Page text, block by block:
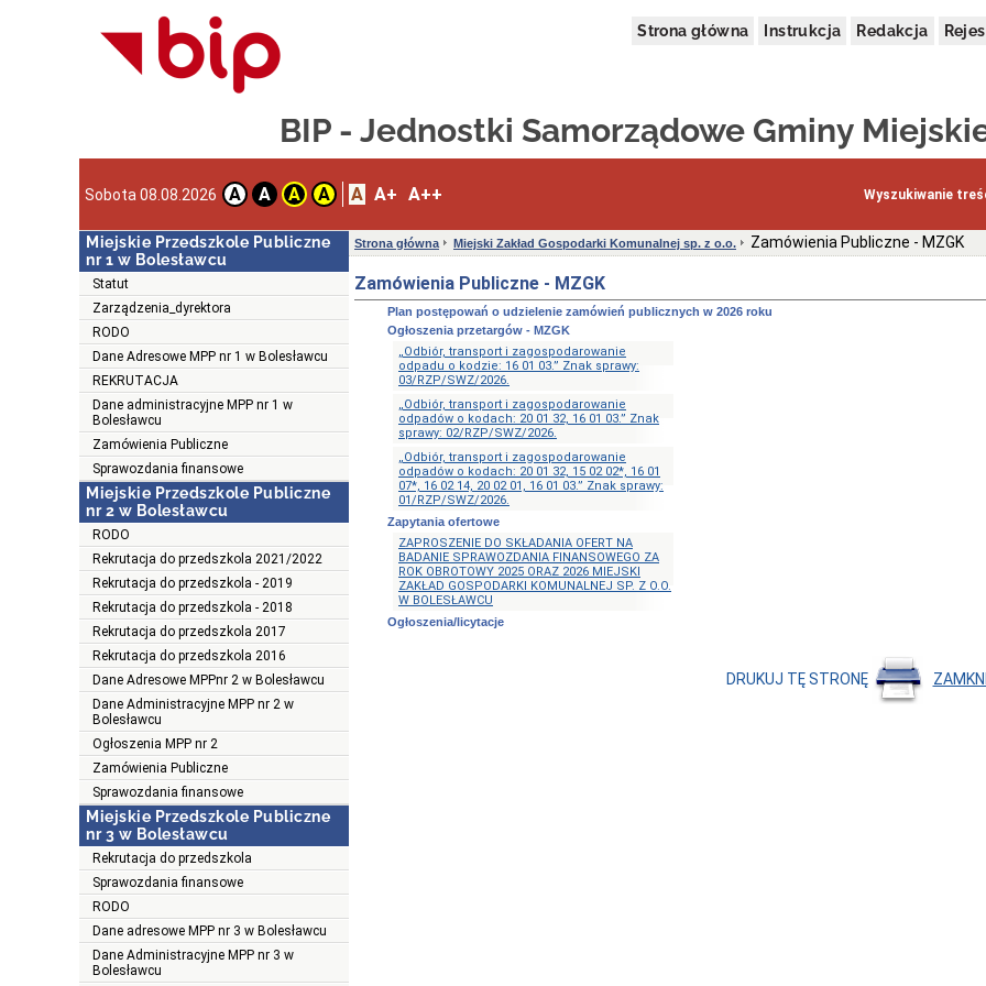
Strona główna Instrukcja Redakcja
BIP - Jednostki Samorządowe Gminy
Sobota 08.08.2026 A A A A A A+ A++ Wyszukiwanie
Miejskie Przedszkole Publiczne
nr 1 w Bolesławcu
Statut
Zarządzenia_dyrektora
RODO
Dane Adresowe MPP nr 1 w Bolesławcu
REKRUTACJA
Dane administracyjne MPP nr 1 w
Bolesławcu
Zamówienia Publiczne
Sprawozdania finansowe
Miejskie Przedszkole Publiczne
nr 2 w Bolesławcu
RODO
Rekrutacja do przedszkola 2021/2022
Rekrutacja do przedszkola - 2019
Rekrutacja do przedszkola - 2018
Rekrutacja do przedszkola 2017
Rekrutacja do przedszkola 2016
Dane Adresowe MPPnr 2 w Bolesławcu
Dane Administracyjne MPP nr 2 w
Bolesławcu
Ogłoszenia MPP nr 2
Zamówienia Publiczne
Sprawozdania finansowe
Miejskie Przedszkole Publiczne
nr 3 w Bolesławcu
Rekrutacja do przedszkola
Sprawozdania finansowe
RODO
Dane adresowe MPP nr 3 w Bolesławcu
Dane Administracyjne MPP nr 3 w
Bolesławcu
Strona główna Miejski Zakład Gospodarki Komunalnej sp. z o.o. Zamówienia Publiczne - MZGK
Zamówienia Publiczne - MZGK
Plan postępowań o udzielenie zamówień publicznych w 2026 roku
Ogłoszenia przetargów - MZGK
„Odbiór, transport i zagospodarowanie
odpadu o kodzie: 16 01 03.” Znak sprawy:
03/RZP/SWZ/2026.
„Odbiór, transport i zagospodarowanie
odpadów o kodach: 20 01 32, 16 01 03.” Znak
sprawy: 02/RZP/SWZ/2026.
„Odbiór, transport i zagospodarowanie
odpadów o kodach: 20 01 32, 15 02 02*, 16 01
07*, 16 02 14, 20 02 01, 16 01 03.” Znak sprawy:
01/RZP/SWZ/2026.
Zapytania ofertowe
ZAPROSZENIE DO SKŁADANIA OFERT NA
BADANIE SPRAWOZDANIA FINANSOWEGO ZA
ROK OBROTOWY 2025 ORAZ 2026 MIEJSKI
ZAKŁAD GOSPODARKI KOMUNALNEJ SP. Z O.O.
W BOLESŁAWCU
Ogłoszenia/licytacje
DRUKUJ TĘ STRONĘ